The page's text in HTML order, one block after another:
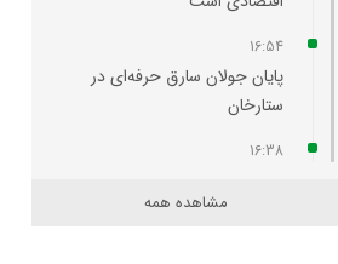
16:54
پایان جولان سارق حرفه‌ای در
ستارخان
16:38
مشاهده همه